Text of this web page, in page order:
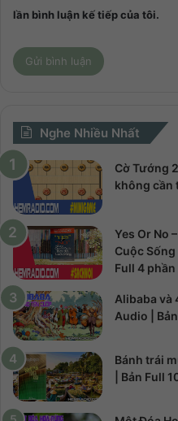
lần bình luận kế tiếp của tôi.
Nghe Nhiều Nhất
Cờ Tướng
không cần
Yes Or No
Cuộc
Full 4 phần
Alibaba và
Audio |
Bánh trái
| Bản Full